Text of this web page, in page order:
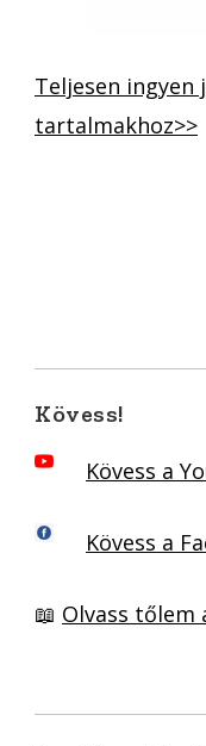
Teljesen ingyen
tartalmakhoz>>
Kövess!
Kövess a
Kövess a
📖 Olvass tőlem